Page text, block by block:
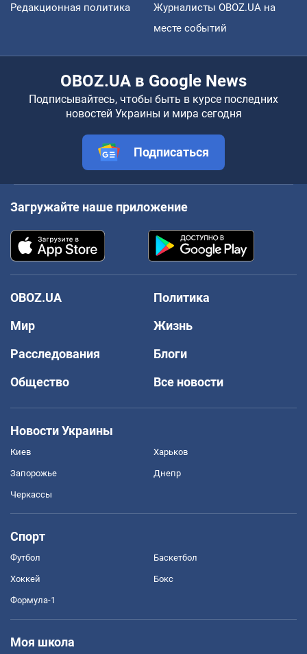
Редакционная политика
Журналисты OBOZ.UA на
месте событий
OBOZ.UA в Google News
Подписывайтесь, чтобы быть в курсе последних
новостей Украины и мира сегодня
Подписаться
Загружайте наше приложение
OBOZ.UA
Политика
Мир
Жизнь
Расследования
Блоги
Общество
Все новости
Новости Украины
Киев Харьков
Запорожье Днепр
Черкассы
Спорт
Футбол Баскетбол
Хоккей Бокс
Формула-1
Моя школа